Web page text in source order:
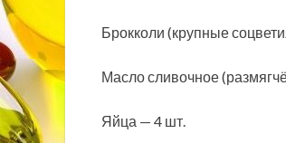
Брокколи (крупные
Масло сливочное
Яйца — 4 шт.